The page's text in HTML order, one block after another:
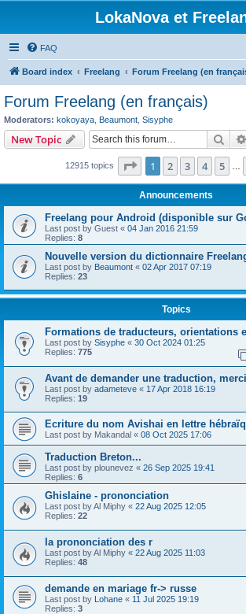
LokaNova et
FAQ
Board index Freelang Forum Freelang (en
Forum Freelang (en français)
Moderators: kokoyaya Beaumont Sisyphe
New Topic
12915 topics Page 1of 259
1 2 3 4 5
Announcements
Freelang pour Android (disponible sur
Last post by Guest « 04 Jan 2016 21:59
Replies: 8
Nouvelle version du dictionnaire
Last post by Beaumont « 02 Apr 2017 07:19
Replies: 23
Topics
Formations de traducteurs, orientations
Last post by Sisyphe « 30 Oct 2024 01:25
Replies: 775
Avant de demander une traduction,
Last post by adameteve « 17 Apr 2018 16:19
Replies: 19
Ecriture du nom Avishai en lettre
Last post by Makandal « 08 Oct 2025 17:06
Traduction Breton...
Last post by plounevez « 26 Sep 2025 19:41
Replies: 6
Ghislaine - prononciation
Last post byAl Miphy « 22 Aug 2025 12:05
Replies: 22
la prononciation des r
Last post byAl Miphy « 22 Aug 2025 11:03
Replies: 48
demande en mariage fr-> russe
Last post by Lohane « 11 Jul 2025 19:19
Replies: 3